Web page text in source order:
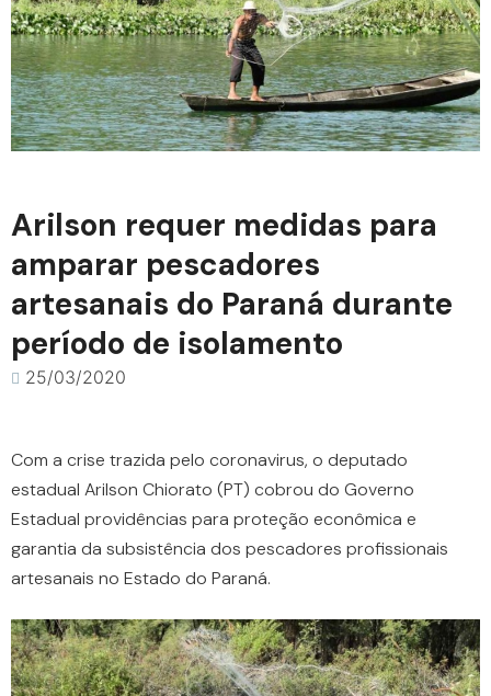
Arilson requer medidas para
amparar pescadores
artesanais do Paraná durante
período de isolamento
25/03/2020
Com a crise trazida pelo coronavirus, o deputado
estadual Arilson Chiorato (PT) cobrou do Governo
Estadual providências para proteção econômica e
garantia da subsistência dos pescadores profissionais
artesanais no Estado do Paraná.